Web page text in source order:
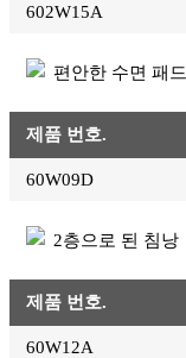
602W15A
제품 번호.
60W09D
제품 번호.
60W12A